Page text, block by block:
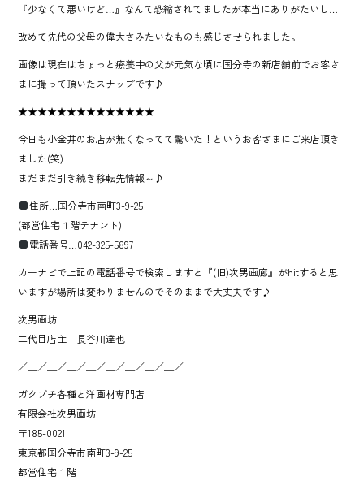
『少なくて悪いけど…』なんて恐縮されてましたが本当にありがたいし…
改めて先代の父母の偉大さみたいなものも感じさせられました。
画像は現在はちょっと療養中の父が元気な頃に国分寺の新店舗前でお客さ
まに撮って頂いたスナップです♪
★★★★★★★★★★★★★★
今日も小金井のお店が無くなってて驚いた！というお客さまにご来店頂き
ました(笑)
まだまだ引き続き移転先情報～♪
住所…国分寺市南町3-9-25
(都営住宅１階テナント)
電話番号…042-325-5897
カーナビで上記の電話番号で検索しますと『(旧)次男画廊』がhitすると思
いますが場所は変わりませんのでそのままで大丈夫です♪
次男画坊
二代目店主 長谷川達也
／＿／＿／＿／＿／＿／＿／＿／＿／
ガクブチ各種と洋画材専門店
有限会社次男画坊
〒185-0021
東京都国分寺市南町3-9-25
都営住宅１階